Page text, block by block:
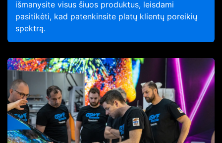
išmanysite visus šiuos produktus, leisdami
pasitikėti, kad patenkinsite platų klientų poreikių
spektrą.